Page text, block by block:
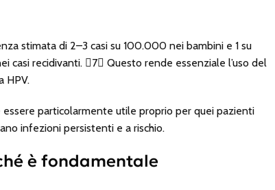
stimata di 2–3 casi su 100.000 nei bambini e 1 su
recidivanti. 7 Questo rende essenziale l’uso del
HPV.
particolarmente utile proprio per quei pazienti
infezioni persistenti e a rischio.
è fondamentale